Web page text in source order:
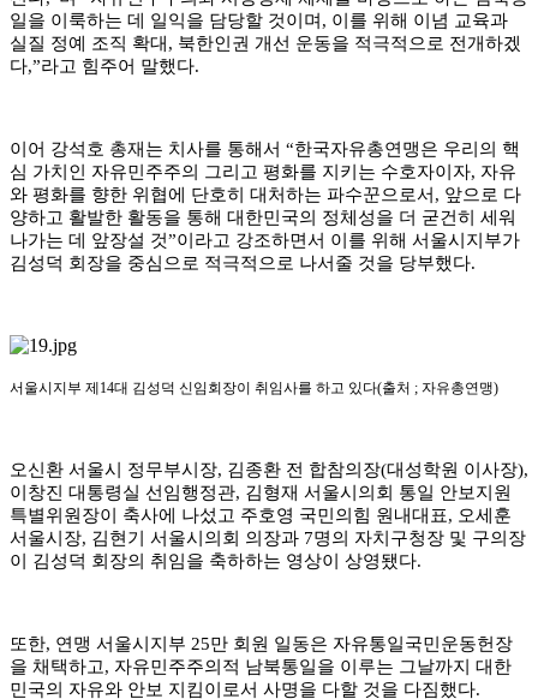
일을 이룩하는 데 일익을 담당할 것이며, 이를 위해 이념 교육과
실질 정예 조직 확대, 북한인권 개선 운동을 적극적으로 전개하겠
다,”라고 힘주어 말했다.
이어 강석호 총재는 치사를 통해서 “한국자유총연맹은 우리의 핵
심 가치인 자유민주주의 그리고 평화를 지키는 수호자이자, 자유
와 평화를 향한 위협에 단호히 대처하는 파수꾼으로서, 앞으로 다
양하고 활발한 활동을 통해 대한민국의 정체성을 더 굳건히 세워
나가는 데 앞장설 것”이라고 강조하면서 이를 위해 서울시지부가
김성덕 회장을 중심으로 적극적으로 나서줄 것을 당부했다.
서울시지부 제14대 김성덕 신임회장이 취임사를 하고 있다(출처 ; 자유총연맹)
오신환 서울시 정무부시장, 김종환 전 합참의장(대성학원 이사장),
이창진 대통령실 선임행정관, 김형재 서울시의회 통일 안보지원
특별위원장이 축사에 나섰고 주호영 국민의힘 원내대표, 오세훈
서울시장, 김현기 서울시의회 의장과 7명의 자치구청장 및 구의장
이 김성덕 회장의 취임을 축하하는 영상이 상영됐다.
또한, 연맹 서울시지부 25만 회원 일동은 자유통일국민운동헌장
을 채택하고, 자유민주주의적 남북통일을 이루는 그날까지 대한
민국의 자유와 안보 지킴이로서 사명을 다할 것을 다짐했다.